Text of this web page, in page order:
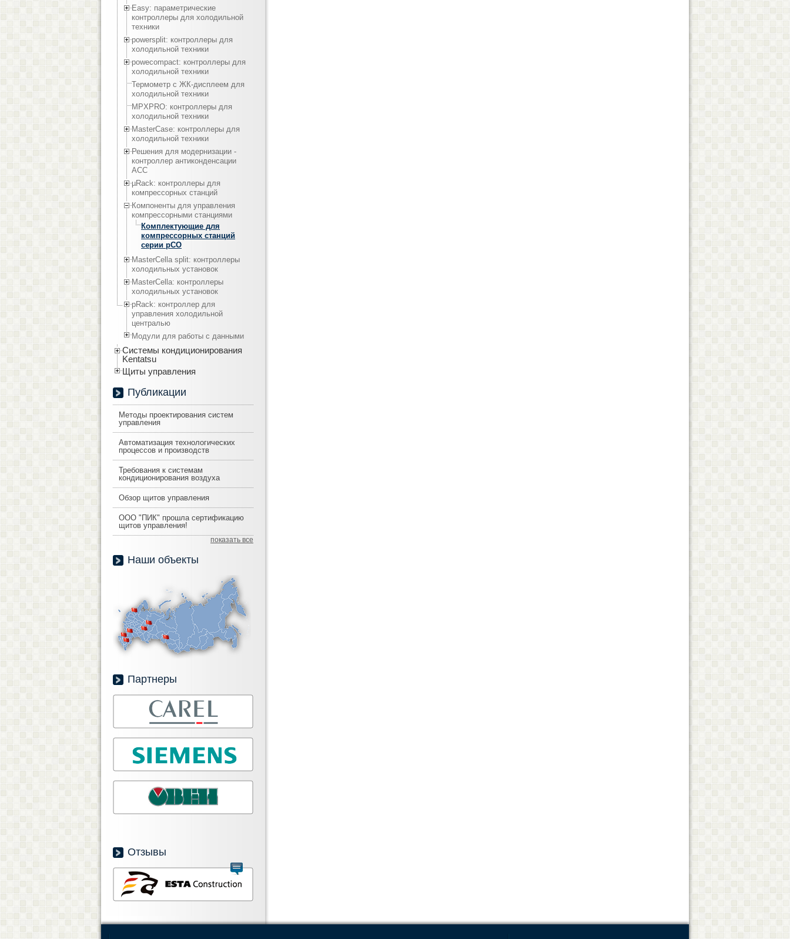
Easy: параметрические
контроллеры для холодильной
техники
powersplit: контроллеры для
холодильной техники
powecompact: контроллеры для
холодильной техники
Термометр с ЖК-дисплеем для
холодильной техники
MPXPRO: контроллеры для
холодильной техники
MasterCase: контроллеры для
холодильной техники
Решения для модернизации -
контроллер антиконденсации
ACC
µRack: контроллеры для
компрессорных станций
Компоненты для управления
компрессорными станциями
Комплектующие для
компрессорных станций
серии pCO
MasterCella split: контроллеры
холодильных установок
MasterCella: контроллеры
холодильных установок
pRack: контроллер для
управления холодильной
централью
Модули для работы с данными
Системы кондиционирования
Kentatsu
Щиты управления
Публикации
Методы проектирования систем
управления
Автоматизация технологических
процессов и производств
Требования к системам
кондиционирования воздуха
Обзор щитов управления
ООО "ПИК" прошла сертификацию
щитов управления!
показать все
Наши объекты
Партнеры
Отзывы